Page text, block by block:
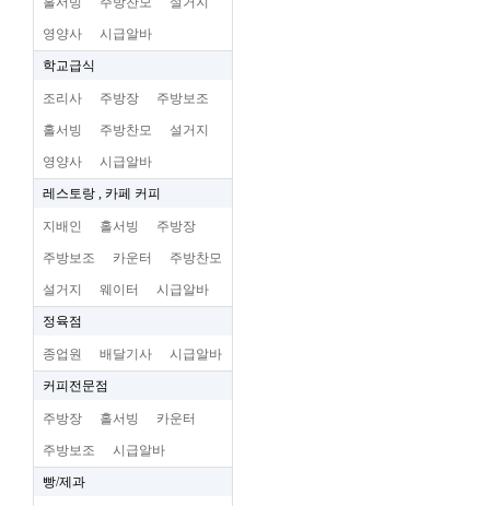
영양사 시급알바
학교급식
조리사 주방장 주방보조
홀서빙 주방찬모 설거지
영양사 시급알바
레스토랑 , 카페 커피
지배인 홀서빙 주방장
주방보조 카운터 주방찬모
설거지 웨이터 시급알바
정육점
종업원 배달기사 시급알바
커피전문점
주방장 홀서빙 카운터
주방보조 시급알바
빵/제과